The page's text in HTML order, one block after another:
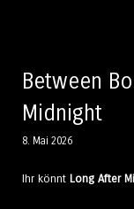
Between
Midnight
8. Mai 2026
Ihr könnt Long After